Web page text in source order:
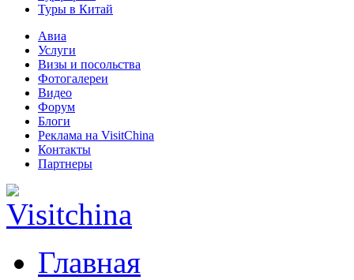
Туры в Китай
Авиа
Услуги
Визы и посольства
Фотогалереи
Видео
Форум
Блоги
Реклама на VisitChina
Контакты
Партнеры
Главная